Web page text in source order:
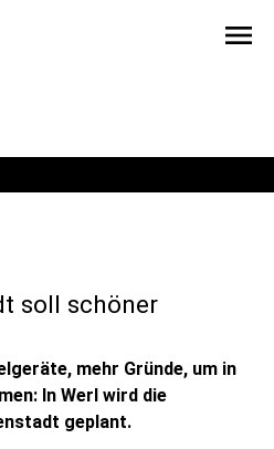
menu
soll schöner
mehr Gründe, um in
In Werl wird die
geplant.